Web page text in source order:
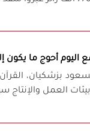
أحوج ما يكون
مسعود بزشكيان،
العمل